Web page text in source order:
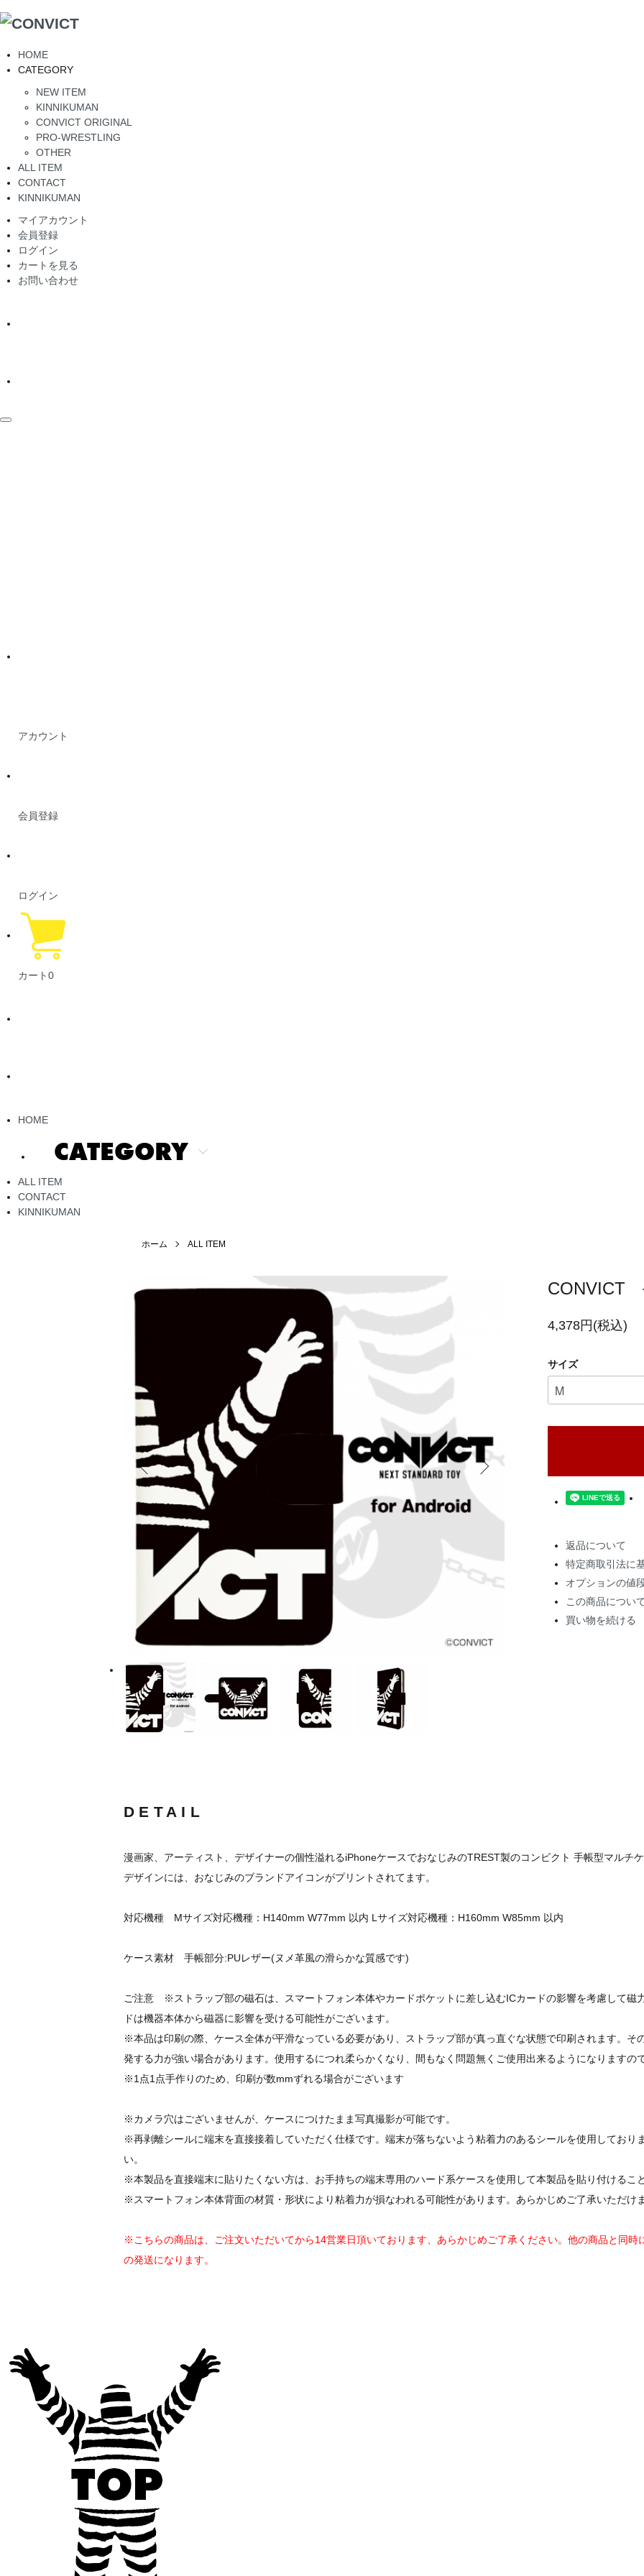
HOME
CATEGORY
NEW ITEM
KINNIKUMAN
CONVICT ORIGINAL
PRO-WRESTLING
OTHER
ALL ITEM
CONTACT
KINNIKUMAN
マイアカウント
会員登録
ログイン
カートを見る
お問い合わせ
アカウント
会員登録
ログイン
カート0
HOME
CATEGORY
ALL ITEM
CONTACT
KINNIKUMAN
ホーム ALL ITEM
CONVICT
4,378円(税込)
サイズ
返品について
特定商取引法に
オプションの値
この商品につい
買い物を続ける
DETAIL
漫画家、アーティスト、デザイナーの個性溢れるiPhoneケースでおなじみのTREST製のコンビクト 手帳型マルチケ
デザインには、おなじみのブランドアイコンがプリントされてます。
対応機種 Mサイズ対応機種：H140mm W77mm 以内 Lサイズ対応機種：H160mm W85mm 以内
ケース素材 手帳部分:PUレザー(ヌメ革風の滑らかな質感です)
ご注意 ※ストラップ部の磁石は、スマートフォン本体やカードポケットに差し込むICカードの影響を考慮して磁
ドは機器本体から磁器に影響を受ける可能性がございます。
※本品は印刷の際、ケース全体が平滑なっている必要があり、ストラップ部が真っ直ぐな状態で印刷されます。そ
発する力が強い場合があります。使用するにつれ柔らかくなり、間もなく問題無くご使用出来るようになりますの
※1点1点手作りのため、印刷が数mmずれる場合がございます
※カメラ穴はございませんが、ケースにつけたまま写真撮影が可能です。
※再剥離シールに端末を直接接着していただく仕様です。端末が落ちないよう粘着力のあるシールを使用しており
い。
※本製品を直接端末に貼りたくない方は、お手持ちの端末専用のハード系ケースを使用して本製品を貼り付けるこ
※スマートフォン本体背面の材質・形状により粘着力が損なわれる可能性があります。あらかじめご了承いただけ
※こちらの商品は、ご注文いただいてから14営業日頂いております、あらかじめご了承ください。他の商品と同時
の発送になります。